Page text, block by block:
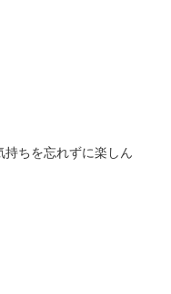
持ちを忘れずに楽しん